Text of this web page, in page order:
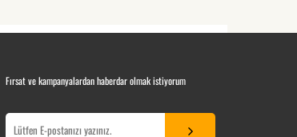
Fırsat ve kampanyalardan haberdar olmak istiyorum